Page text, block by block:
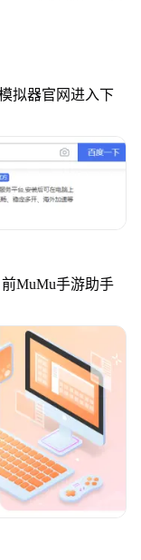
拟器官网进入下
MuMu手游助手